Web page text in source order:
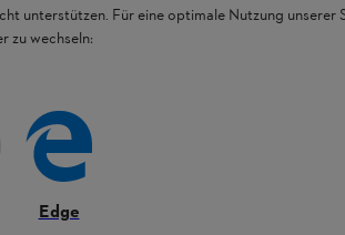
unterstützen. Für eine optimale Nutzung unserer
zu wechseln:
Edge